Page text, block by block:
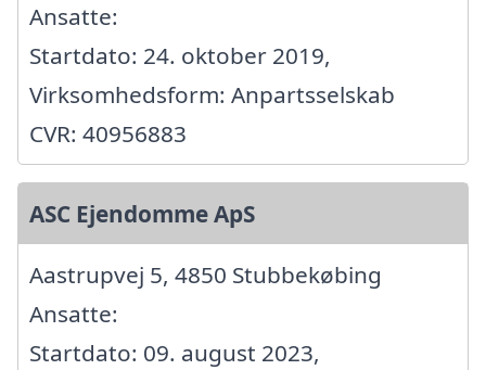
Ansatte:
Startdato: 24. oktober 2019,
Virksomhedsform: Anpartsselskab
CVR: 40956883
ASC Ejendomme ApS
Aastrupvej 5, 4850 Stubbekøbing
Ansatte:
Startdato: 09. august 2023,